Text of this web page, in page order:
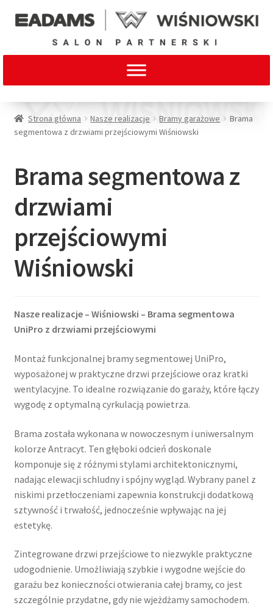
Strona główna Nasze realizacje Bramy garażowe
Brama
segmentowa z drzwiami przejściowymi Wiśniowski
Brama segmentowa z
drzwiami
przejściowymi
Wiśniowski
Nasze realizacje – Wiśniowski – Brama segmentowa
UniPro z drzwiami przejściowymi
Montaż funkcjonalnej bramy segmentowej UniPro,
wyposażonej w praktyczne drzwi przejściowe oraz kratki
wentylacyjne. To idealne rozwiązanie do garaży, które łączy
wygodę z optymalną cyrkulacją powietrza.
Brama została wykonana w nowoczesnym i uniwersalnym
kolorze Antracyt. Ten głęboki odcień doskonale
komponuje się z różnymi stylami architektonicznymi,
nadając elewacji schludny i spójny wygląd. Wybrany panel z
niskimi przetłoczeniami zapewnia konstrukcji dodatkową
sztywność i trwałość, jednocześnie wpływając na jej
estetykę.
Zintegrowane drzwi przejściowe to niezwykle praktyczne
udogodnienie. Umożliwiają szybkie i wygodne wejście do
garażu bez konieczności otwierania całej bramy, co jest
szczególnie przydatne, gdy nie wjeżdżamy samochodem.